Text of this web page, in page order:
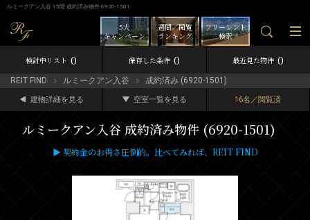
ルミークアン入谷 15階 成約済み物件 6920-1501
フリーレント
検索
週間／閲覧
ランキング
5大
キャンペーン
検討中リスト 0 保存した条件 0 最近見た物件 0
REIT FIND ルミークアン入谷 成約済み (6920-1501)
建物詳細を見る 空室一覧を見る 16名／閲覧済
ルミークアン入谷 成約済み物件 (6920-1501)
▶ 契約金のお得さ圧倒的。比べてみれば、REIT FIND